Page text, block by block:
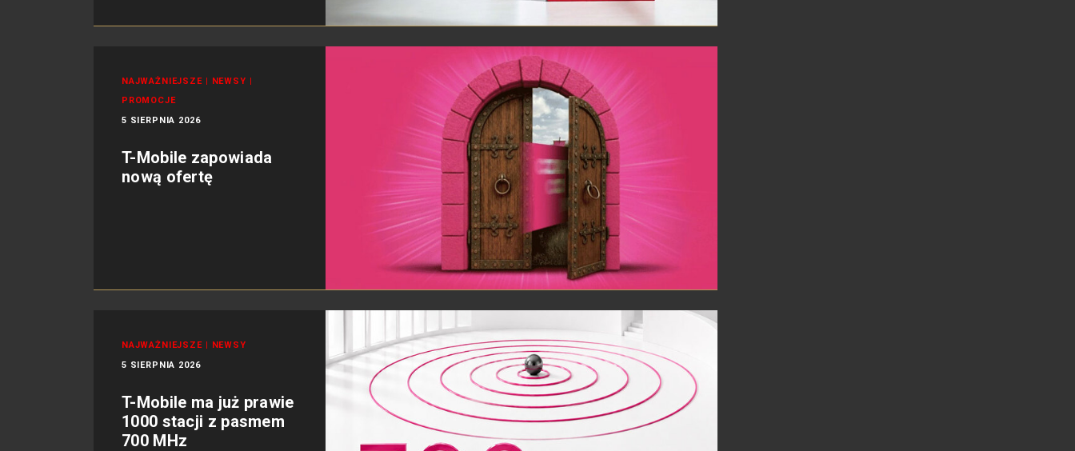
NAJWAŻNIEJSZE | NEWSY |
PROMOCJE
5 SIERPNIA 2026
T-Mobile zapowiada
nową ofertę
NAJWAŻNIEJSZE | NEWSY
5 SIERPNIA 2026
T-Mobile ma już prawie
1000 stacji z pasmem
700 MHz